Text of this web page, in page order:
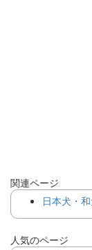
関連ページ
日本犬・
人気のページ